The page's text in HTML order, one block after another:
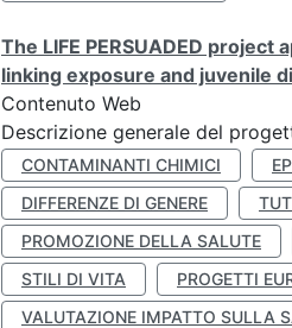
The LIFE PERSUADED
linking exposure and juvenile
Contenuto Web
Descrizione generale del
CONTAMINANTI CHIMICI
DIFFERENZE DI GENERE
PROMOZIONE DELLA SALUTE
STILI DI VITA
PROGETTI
VALUTAZIONE IMPATTO SULLA